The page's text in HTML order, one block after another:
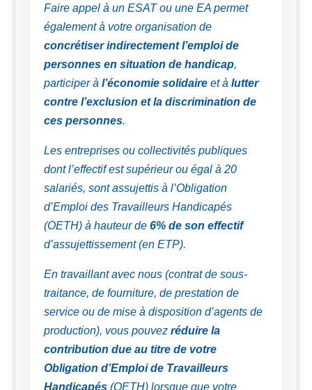
Faire appel à un ESAT ou une EA permet
également à votre organisation de
concrétiser indirectement l’emploi de
personnes en situation de handicap,
participer à l’économie solidaireet à lutter
contre l’exclusion et la discrimination de
ces personnes.
Les entreprises ou collectivités publiques
dont l’effectif est supérieur ou égal à 20
salariés, sont assujettis à l’Obligation
d’Emploi des Travailleurs Handicapés
(OETH) à hauteur de 6% de son effectif
d’assujettissement (en ETP).
En travaillant avec nous (contrat de sous-
traitance, de fourniture, de prestation de
service ou de mise à disposition d’agents de
production), vous pouvez réduire la
contribution due au titre de votre
Obligation d’Emploi de Travailleurs
Handicapés(OETH) lorsque que votre